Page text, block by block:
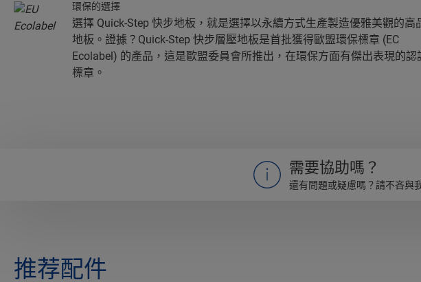
環保的選擇
選擇 Quick-Step 快步地板，就是選擇以永續方式生產製造優雅美觀的高
地板。證據？Quick-Step 快步層壓地板是首批獲得歐盟環保標章 (EC
Ecolabel) 的產品，這是歐盟委員會所推出，在環保方面有傑出表現的認
標章。
需要協助嗎？
還有問題或疑慮嗎？請不吝與
推荐配件